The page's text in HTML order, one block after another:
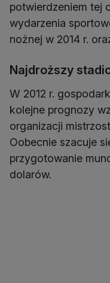
potwierdzeniem tej
wydarzenia
nożnej w 2014 r.
Najdroższy
W 2012 r.
kolejne prognozy
organizacji
Oobecnie szacuje
przygotowanie
dolarów.